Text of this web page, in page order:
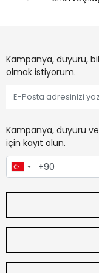
Kampanya, duyuru,
olmak istiyorum.
Kampanya, duyuru
için kayıt olun.